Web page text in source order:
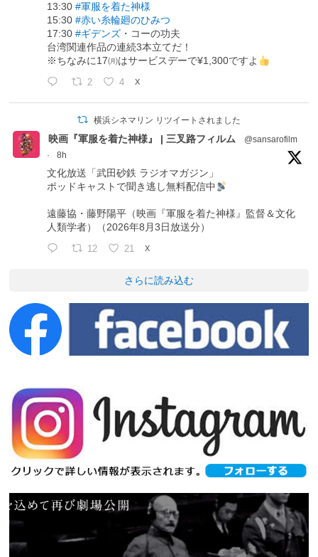
13:30#軍服を着た神様
15:30#赤い糸輪廻のひみつ
17:30#ギデンズ ・コーの功夫
台湾関連作品の連続3本立てだ！
※ちなみに17㈪はサービスデーで¥1,300ですよ
2 4 X
横浜シネマリン リツイートされました
映画『軍服を着た神様』 | 三叉路フィルム
@sansarofilm
·
8h
文化放送「武田砂鉄 ラジオマガジン」
ポッドキャストで聞き逃し無料配信中
遠藤協・藤野陽平（映画『軍服を着た神様』監督＆文化
人類学者）（2026年8月3日放送分）
12 21 X
さらに読み込む